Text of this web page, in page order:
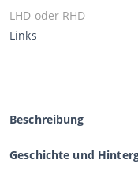
LHD oder RHD
Links
Beschreibung
Geschichte und